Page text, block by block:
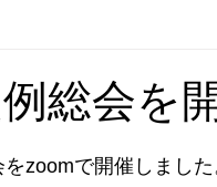
ークル集い 研修会
総会を
zoomで開催しました